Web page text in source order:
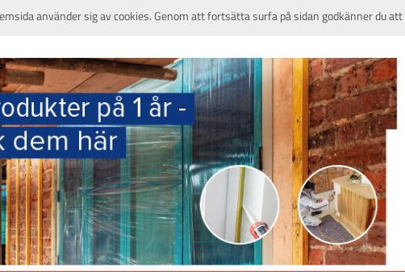
använder sig av cookies. Genom att fortsätta surfa på sidan godkänner du